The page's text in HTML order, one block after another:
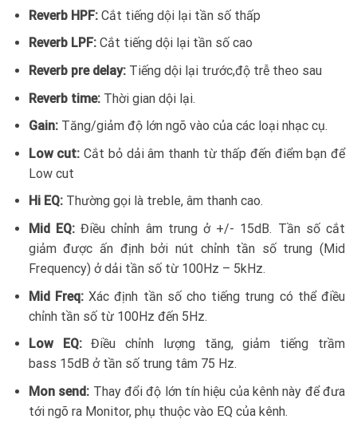
Reverb HPF:Cắt tiếng dội lại tần số thấp
Reverb LPF: Cắt tiếng dội lại tần số cao
Reverb pre delay: Tiếng dội lại trước,độ trễ theo sau
Reverb time:Thời gian dội lại.
Gain: Tăng/giảm độ lớn ngõ vào của các loại nhạc cụ.
Low cut: Cắt bỏ dải âm thanh từ thấp đến điểm bạn để
Low cut
Hi EQ: Thường gọi là treble, âm thanh cao.
Mid EQ: Điều chỉnh âm trung ở +/- 15dB. Tần số cắt
giảm được ấn định bởi nút chỉnh tần số trung (Mid
Frequency) ở dải tần số từ 100Hz – 5kHz.
Mid Freq:Xác định tần số cho tiếng trung có thể điều
chỉnh tần số từ 100Hz đến 5Hz.
Low EQ:Điều chỉnh lượng tăng, giảm tiếng trầm
bass 15dB ở tần số trung tâm 75 Hz.
Mon send: Thay đổi độ lớn tín hiệu của kênh này để đưa
tới ngõ ra Monitor, phụ thuộc vào EQ của kênh.